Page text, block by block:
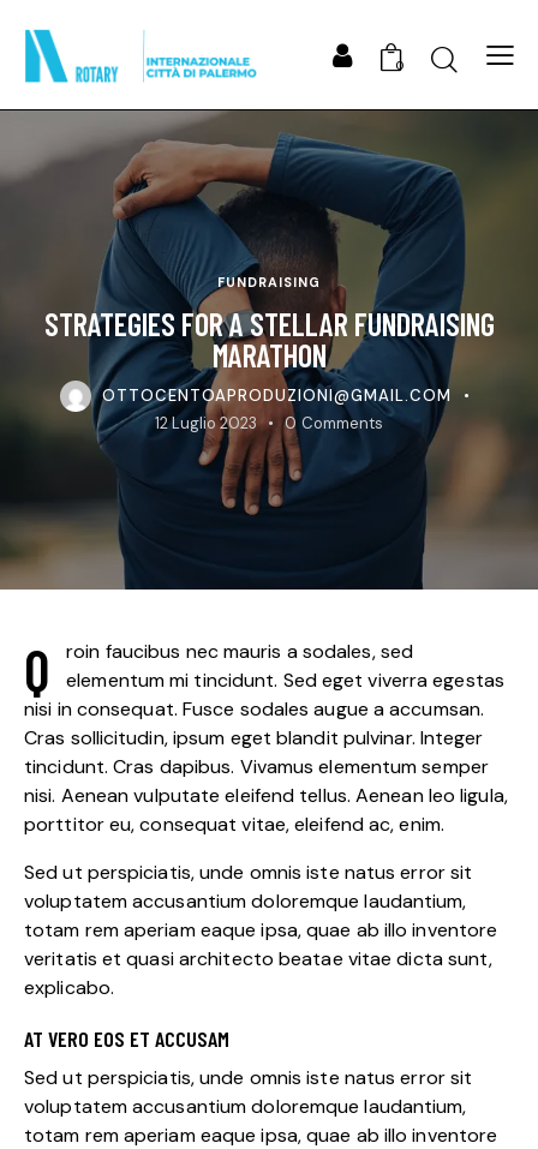
0 Search
FUNDRAISING
STRATEGIES FOR A STELLAR FUNDRAISING
MARATHON
OTTOCENTOAPRODUZIONI@GMAIL.COM
12 Luglio 2023
0 Comments
Q
roin faucibus nec mauris a sodales, sed
elementum mi tincidunt. Sed eget viverra egestas
nisi in consequat. Fusce sodales augue a accumsan.
Cras sollicitudin, ipsum eget blandit pulvinar. Integer
tincidunt. Cras dapibus. Vivamus elementum semper
nisi. Aenean vulputate eleifend tellus. Aenean leo ligula,
porttitor eu, consequat vitae, eleifend ac, enim.
Sed ut perspiciatis, unde omnis iste natus error sit
voluptatem accusantium doloremque laudantium,
totam rem aperiam eaque ipsa, quae ab illo inventore
veritatis et quasi architecto beatae vitae dicta sunt,
explicabo.
AT VERO EOS ET ACCUSAM
Sed ut perspiciatis, unde omnis iste natus error sit
voluptatem accusantium doloremque laudantium,
totam rem aperiam eaque ipsa, quae ab illo inventore